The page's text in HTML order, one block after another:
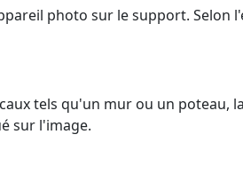
photo sur le support.
tels qu'un mur ou un
sur l'image.